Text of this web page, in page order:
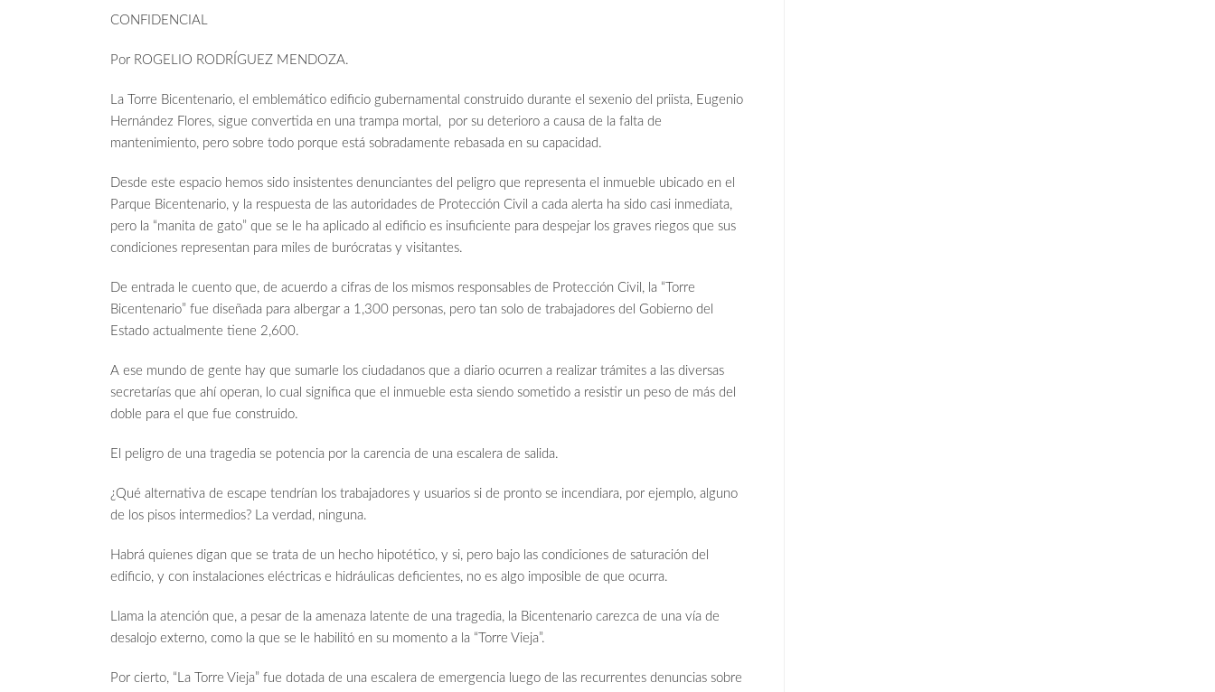
CONFIDENCIAL
Por ROGELIO RODRÍGUEZ MENDOZA.
La Torre Bicentenario, el emblemático edificio gubernamental construido durante el sexenio del priista, Eugenio
Hernández Flores, sigue convertida en una trampa mortal, por su deterioro a causa de la falta de
mantenimiento, pero sobre todo porque está sobradamente rebasada en su capacidad.
Desde este espacio hemos sido insistentes denunciantes del peligro que representa el inmueble ubicado en el
Parque Bicentenario, y la respuesta de las autoridades de Protección Civil a cada alerta ha sido casi inmediata,
pero la “manita de gato” que se le ha aplicado al edificio es insuficiente para despejar los graves riegos que sus
condiciones representan para miles de burócratas y visitantes.
De entrada le cuento que, de acuerdo a cifras de los mismos responsables de Protección Civil, la “Torre
Bicentenario” fue diseñada para albergar a 1,300 personas, pero tan solo de trabajadores del Gobierno del
Estado actualmente tiene 2,600.
A ese mundo de gente hay que sumarle los ciudadanos que a diario ocurren a realizar trámites a las diversas
secretarías que ahí operan, lo cual significa que el inmueble esta siendo sometido a resistir un peso de más del
doble para el que fue construido.
El peligro de una tragedia se potencia por la carencia de una escalera de salida.
¿Qué alternativa de escape tendrían los trabajadores y usuarios si de pronto se incendiara, por ejemplo, alguno
de los pisos intermedios? La verdad, ninguna.
Habrá quienes digan que se trata de un hecho hipotético, y si, pero bajo las condiciones de saturación del
edificio, y con instalaciones eléctricas e hidráulicas deficientes, no es algo imposible de que ocurra.
Llama la atención que, a pesar de la amenaza latente de una tragedia, la Bicentenario carezca de una vía de
desalojo externo, como la que se le habilitó en su momento a la “Torre Vieja”.
Por cierto, “La Torre Vieja” fue dotada de una escalera de emergencia luego de las recurrentes denuncias sobre